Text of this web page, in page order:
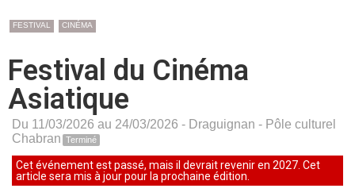
FESTIVAL CINÉMA
Festival du Cinéma
Asiatique
Du 11/03/2026 au 24/03/2026 - Draguignan - Pôle culturel
Chabran Terminé
Cet événement est passé, mais il devrait revenir en 2027. Cet
article sera mis à jour pour la prochaine édition.